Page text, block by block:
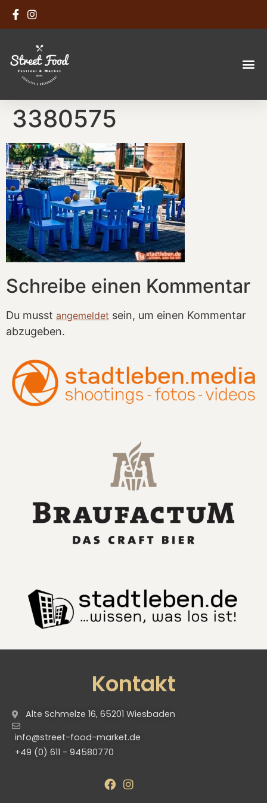
3380575
Schreibe einen Kommentar
Du musst angemeldet sein, um einen Kommentar
abzugeben.
Kontakt
Alte Schmelze 16, 65201 Wiesbaden
info@street-food-market.de
+49 (0) 611 - 94580770